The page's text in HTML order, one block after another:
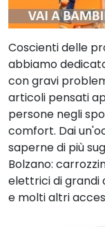
Coscienti delle
abbiamo
con gravi
articoli pensati
persone negli
comfort. Dai
saperne di più
Bolzano:
elettrici di grandi
e molti altri